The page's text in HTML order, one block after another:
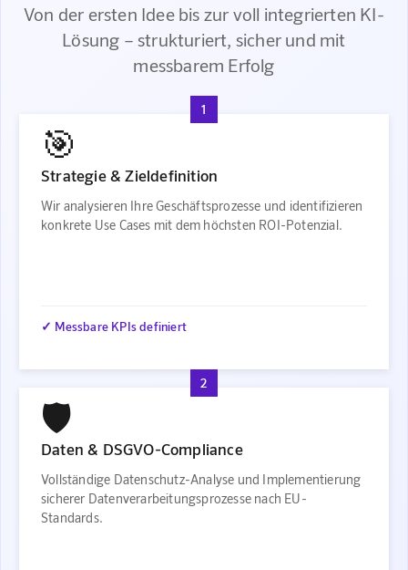
Von der ersten Idee bis zur voll integrierten KI-
Lösung – strukturiert, sicher und mit
messbarem Erfolg
1
🎯
Strategie & Zieldefinition
Wir analysieren Ihre Geschäftsprozesse und identifizieren
konkrete Use Cases mit dem höchsten ROI-Potenzial.
✓ Messbare KPIs definiert
2
🛡️
Daten & DSGVO-Compliance
Vollständige Datenschutz-Analyse und Implementierung
sicherer Datenverarbeitungsprozesse nach EU-
Standards.